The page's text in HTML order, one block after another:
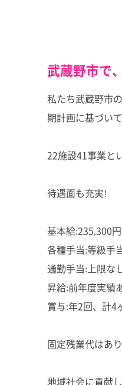
武蔵野市で
私たち武蔵野市
期計画に基づい
22施設41事業と
待遇面も充実!
基本給:235,300
各種手当:等級手
通勤手当:上限な
昇給:前年度実績
賞与:年2回、計4
固定残業代はあ
地域社会に貢献